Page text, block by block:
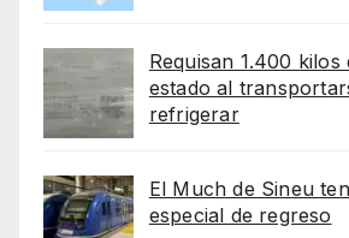
Requisan 1.400
estado al
refrigerar
El Much de Sineu
especial de regreso